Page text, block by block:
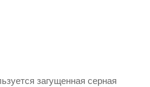
загущенная серная